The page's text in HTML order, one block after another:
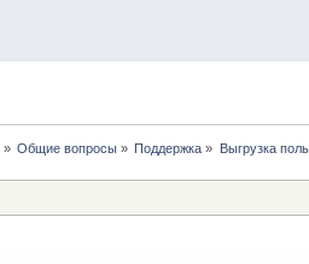
» Общие вопросы » Поддержка » Выгрузка